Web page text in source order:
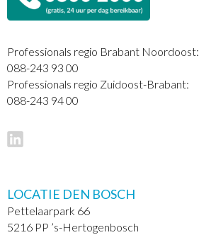
Professionals regio Brabant Noordoost:
088-243 93 00
Professionals regio Zuidoost-Brabant:
088-243 94 00
LOCATIE DEN BOSCH
Pettelaarpark 66
5216 PP ’s-Hertogenbosch